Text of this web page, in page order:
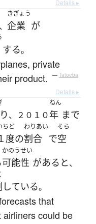
Details ▸
、
きぎょう
企業 が
する。
private
product.
— Tatoeba
Details ▸
、２０１０
ねん
年 まで
ちど
度の
わりあい
割合 で
そら
空
かのうせい
可能性 がある と、
している。
that
could be